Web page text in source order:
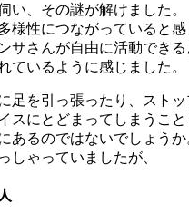
い、その謎が解けました。
性につながっていると感
さんが自由に活動でき
ているように感じました。
を引っ張ったり、スト
スにとどまってしまうこと
あるのではないでしょうか
しゃっていましたが、